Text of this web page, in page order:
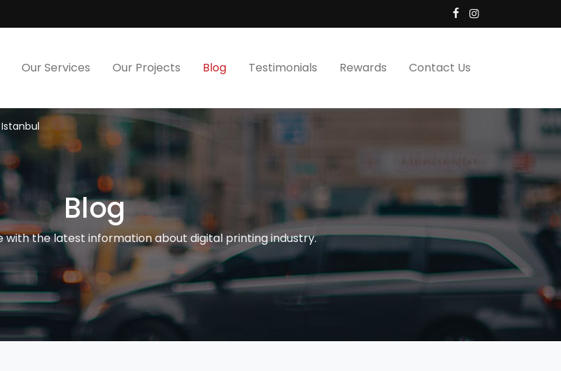
Our Services Our Projects Blog Testimonials Rewards Contact Us
Blog
with the latest information about digital printing industry.